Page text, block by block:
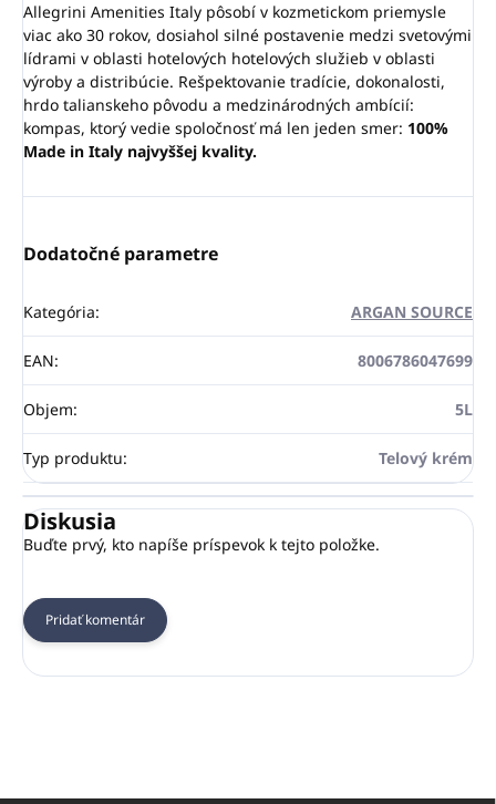
Allegrini Amenities Italy pôsobí v kozmetickom priemysle
viac ako 30 rokov, dosiahol silné postavenie medzi svetovými
lídrami v oblasti hotelových hotelových služieb v oblasti
výroby a distribúcie. Rešpektovanie tradície, dokonalosti,
hrdo talianskeho pôvodu a medzinárodných ambícií:
kompas, ktorý vedie spoločnosť má len jeden smer: 100%
Made in Italy najvyššej kvality.
Dodatočné parametre
Kategória: ARGAN SOURCE
EAN: 8006786047699
Objem: 5L
Typ produktu: Telový krém
Diskusia
Buďte prvý, kto napíše príspevok k tejto položke.
Pridať komentár